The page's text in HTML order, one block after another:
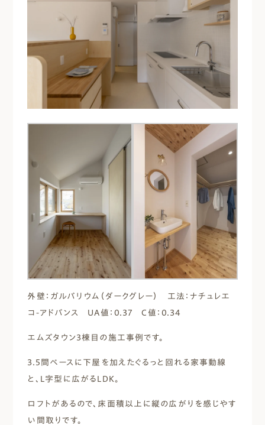
外壁：ガルバリウム（ダークグレー） 工法：ナチュレエ
コ-アドバンス UA値：0.37 C値：0.34
エムズタウン3棟目の施工事例です。
3.5間ベースに下屋を加えたぐるっと回れる家事動線
と、L字型に広がるLDK。
ロフトがあるので、床面積以上に縦の広がりを感じやす
い間取りです。